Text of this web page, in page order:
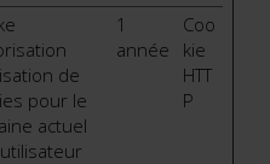
de
pour le
actuel
1
année
Coo
kie
HTT
P